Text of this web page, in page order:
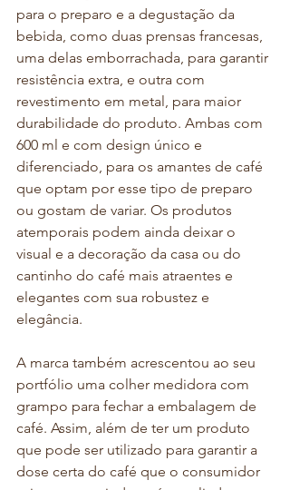
para o preparo e a degustação da
bebida, como duas prensas francesas,
uma delas emborrachada, para garantir
resistência extra, e outra com
revestimento em metal, para maior
durabilidade do produto. Ambas com
600 ml e com design único e
diferenciado, para os amantes de café
que optam por esse tipo de preparo
ou gostam de variar. Os produtos
atemporais podem ainda deixar o
visual e a decoração da casa ou do
cantinho do café mais atraentes e
elegantes com sua robustez e
elegância.
A marca também acrescentou ao seu
portfólio uma colher medidora com
grampo para fechar a embalagem de
café. Assim, além de ter um produto
que pode ser utilizado para garantir a
dose certa do café que o consumidor